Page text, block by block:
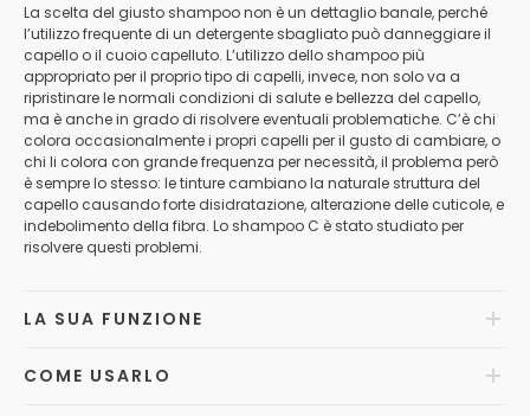
La scelta del giusto shampoo non è un dettaglio banale, perché
l’utilizzo frequente di un detergente sbagliato può danneggiare il
capello o il cuoio capelluto. L’utilizzo dello shampoo più
appropriato per il proprio tipo di capelli, invece, non solo va a
ripristinare le normali condizioni di salute e bellezza del capello,
ma è anche in grado di risolvere eventuali problematiche. C’è chi
colora occasionalmente i propri capelli per il gusto di cambiare, o
chi li colora con grande frequenza per necessità, il problema però
è sempre lo stesso: le tinture cambiano la naturale struttura del
capello causando forte disidratazione, alterazione delle cuticole, e
indebolimento della fibra. Lo shampoo C è stato studiato per
risolvere questi problemi.
LA SUA FUNZIONE
COME USARLO